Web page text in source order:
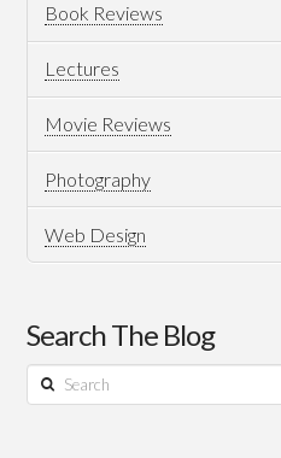
Book Reviews
Lectures
Movie Reviews
Photography
Web Design
Search The Blog
Search